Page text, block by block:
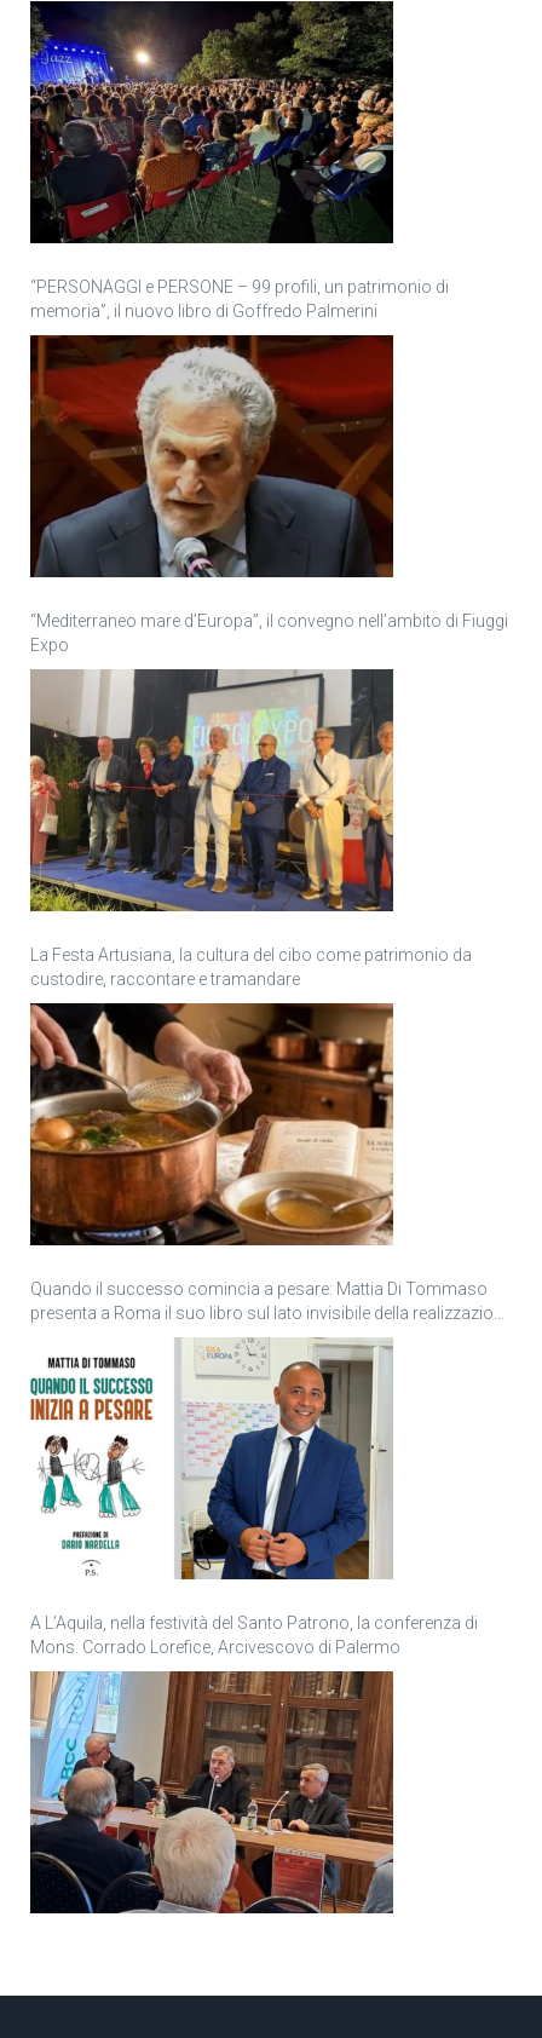
“PERSONAGGI e PERSONE – 99 profili, un patrimonio di
memoria”, il nuovo libro di Goffredo Palmerini
“Mediterraneo mare d’Europa”, il convegno nell’ambito di Fiuggi
Expo
La Festa Artusiana, la cultura del cibo come patrimonio da
custodire, raccontare e tramandare
Quando il successo comincia a pesare: Mattia Di Tommaso
presenta a Roma il suo libro sul lato invisibile della realizzazione
A L’Aquila, nella festività del Santo Patrono, la conferenza di
Mons. Corrado Lorefice, Arcivescovo di Palermo